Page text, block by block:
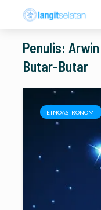
Penulis: Arwin
Butar-Butar
ETNOASTRONOMI